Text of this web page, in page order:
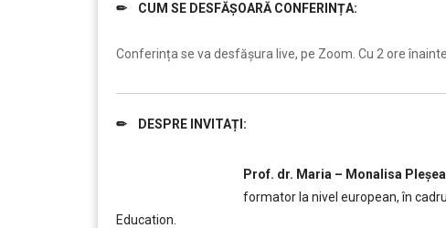
✏ CUM SE DESFĂȘOARĂ CONFERINȚA:
Conferința se va desfășura live, pe Zoom. Cu 2 ore
✏ DESPRE INVITAȚI:
Prof. dr. Maria – Monalisa Pleșea
formator la nivel european, în
Education.